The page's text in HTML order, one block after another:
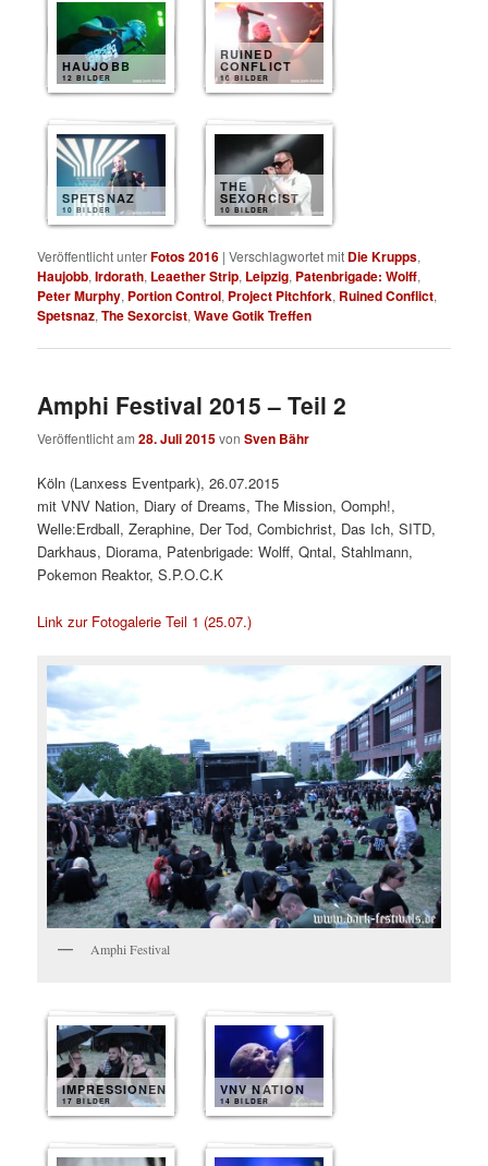
HAUJOBB
12 BILDER
RUINED
CONFLICT
10 BILDER
SPETSNAZ
10 BILDER
THE
SEXORCIST
10 BILDER
Veröffentlicht unterFotos 2016 |Verschlagwortet mit Die Krupps,
Haujobb,Irdorath, Leaether Strip, Leipzig, Patenbrigade: Wolff,
Peter Murphy, Portion Control, Project Pitchfork, Ruined Conflict,
Spetsnaz,The Sexorcist,Wave Gotik Treffen
Amphi Festival 2015 – Teil 2
Veröffentlicht am28. Juli 2015vonSven Bähr
Köln (Lanxess Eventpark), 26.07.2015
mit VNV Nation, Diary of Dreams, The Mission, Oomph!,
Welle:Erdball, Zeraphine, Der Tod, Combichrist, Das Ich, SITD,
Darkhaus, Diorama, Patenbrigade: Wolff, Qntal, Stahlmann,
Pokemon Reaktor, S.P.O.C.K
Link zur Fotogalerie Teil 1 (25.07.)
Amphi Festival
IMPRESSIONEN
17 BILDER
VNV NATION
14 BILDER